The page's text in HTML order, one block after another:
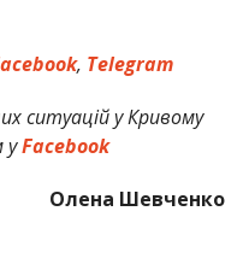
, Telegram
ситуацій у Кривому
уFacebook
Олена Шевченко